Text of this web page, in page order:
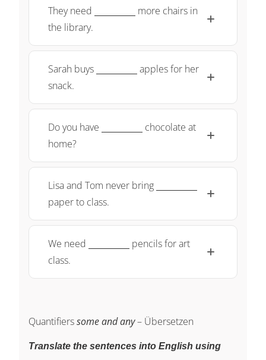
They need
\underline{\;more chairs in
the library.
Sarah buys
\underline{\;apples for her
snack.
Do you have
\underline{\;chocolate at
home?
Lisa and Tom never bring
paper to class.
We need
\underline{\;pencils for art
class.
Quantifierssome and any– Übersetzen
Translate the sentences into English using